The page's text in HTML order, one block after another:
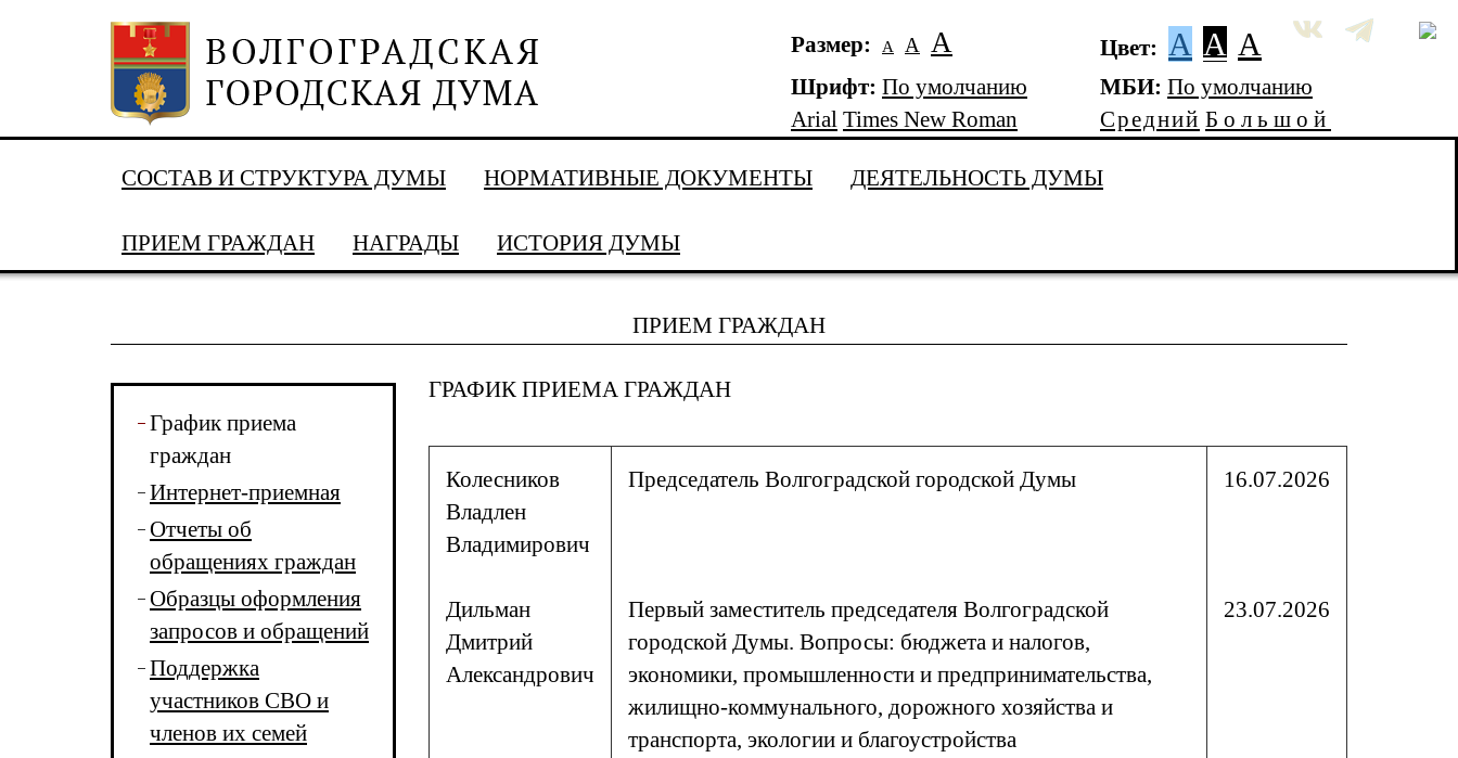
Размер: А А А Цвет: A A A
Шрифт: По умолчанию
Arial Times New Roman
МБИ: По умолчанию
Средний Большой
СОСТАВ И СТРУКТУРА ДУМЫ НОРМАТИВНЫЕ ДОКУМЕНТЫ ДЕЯТЕЛЬНОСТЬ ДУМЫ
ПРИЕМ ГРАЖДАН НАГРАДЫ ИСТОРИЯ ДУМЫ
ПРИЕМ ГРАЖДАН
График приема
граждан
Интернет-приемная
Отчеты об
обращениях граждан
Образцы оформления
запросов и обращений
Поддержка
участников СВО и
членов их семей
ГРАФИК ПРИЕМА ГРАЖДАН
Колесников
Владлен
Владимирович
Председатель Волгоградской городской Думы 16.07.2026
Дильман
Дмитрий
Александрович
Первый заместитель председателя Волгоградской
городской Думы. Вопросы: бюджета и налогов,
экономики, промышленности и предпринимательства,
жилищно-коммунального, дорожного хозяйства и
транспорта, экологии и благоустройства
23.07.2026